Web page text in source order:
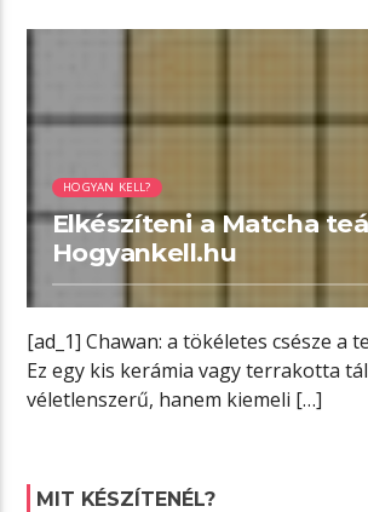
HOGYAN KELL?
Elkészíteni a Matcha
Hogyankell.hu
[ad_1] Chawan: a tökéletes csésze a
Ez egy kis kerámia vagy terrakotta
véletlenszerű, hanem kiemeli […]
MIT KÉSZÍTENÉL?